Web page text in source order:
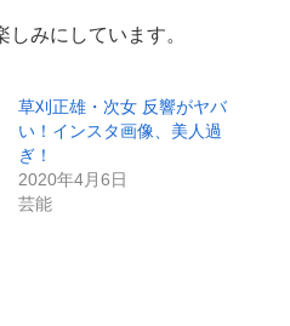
みにしています。
草刈正雄・次女 反響がヤバ
い！インスタ画像、美人過
ぎ！
2020年4月6日
芸能